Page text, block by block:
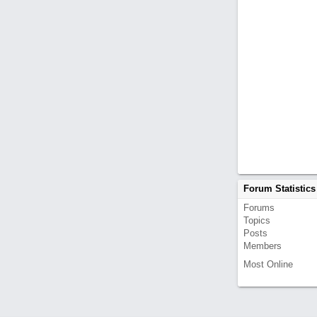
Forum Statistics
Forums
Topics
Posts
Members
Most Online